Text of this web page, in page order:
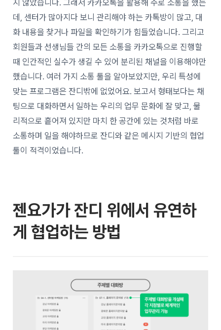
지 않았습니다. 그래서 카카오톡을 활용해 주로 소통을 했는
데, 센터가 많아지다 보니 관리해야 하는 카톡방이 많고, 대
화 내용을 찾거나 파일을 확인하기가 힘들었습니다. 그리고
회원들과 선생님들 간의 모든 소통을 카카오톡으로 진행할
때 인간적인 실수가 생길 수 있어 분리된 채널을 이용해야만
했습니다. 여러 가지 소통 툴을 알아보았지만, 우리 특성에
맞는 프로그램은 잔디밖에 없었어요. 보고서 형태보다는 채
팅으로 대화하면서 일하는 우리의 업무 문화에 잘 맞고, 물
리적으로 흩어져 있지만 마치 한 공간에 있는 것처럼 바로
소통하며 일을 해야하므로 잔디와 같은 메시지 기반의 협업
툴이 적격이었습니다.
젠요가가 잔디 위에서 유연하
게 협업하는 방법